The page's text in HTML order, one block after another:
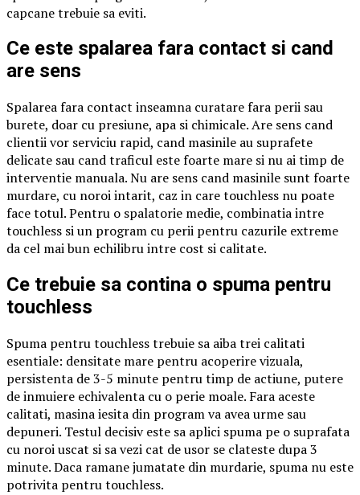
capcane trebuie sa eviti.
Ce este spalarea fara contact si cand
are sens
Spalarea fara contact inseamna curatare fara perii sau
burete, doar cu presiune, apa si chimicale. Are sens cand
clientii vor serviciu rapid, cand masinile au suprafete
delicate sau cand traficul este foarte mare si nu ai timp de
interventie manuala. Nu are sens cand masinile sunt foarte
murdare, cu noroi intarit, caz in care touchless nu poate
face totul. Pentru o spalatorie medie, combinatia intre
touchless si un program cu perii pentru cazurile extreme
da cel mai bun echilibru intre cost si calitate.
Ce trebuie sa contina o spuma pentru
touchless
Spuma pentru touchless trebuie sa aiba trei calitati
esentiale: densitate mare pentru acoperire vizuala,
persistenta de 3-5 minute pentru timp de actiune, putere
de inmuiere echivalenta cu o perie moale. Fara aceste
calitati, masina iesita din program va avea urme sau
depuneri. Testul decisiv este sa aplici spuma pe o suprafata
cu noroi uscat si sa vezi cat de usor se clateste dupa 3
minute. Daca ramane jumatate din murdarie, spuma nu este
potrivita pentru touchless.